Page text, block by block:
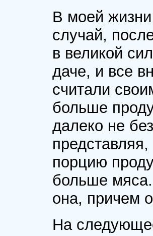
В моей
случай,
в великой
даче, и все
считали
больше
далеко не
порцию
больше
она, причем
На